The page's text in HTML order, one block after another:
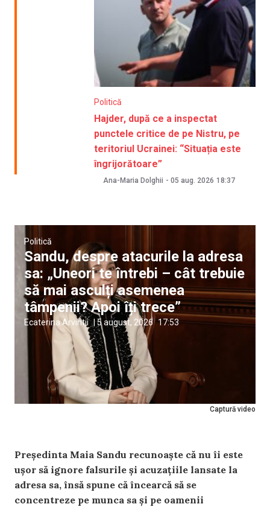
Politică
Hajder, după ce a inspectat
punctele critice de pe Nistru, pe
teritoriul Ucrainei: “Situația este
îngrijorătoare”
Ana-Maria Dolghii - 05 aug. 2026 18:37
Captură video
Politică
Sandu, despre atacurile la adresa
sa: „Uneori te întrebi – cât trebuie
să mai asculți asemenea
tâmpenii? Apoi îți trece”
Ecaterina Arvintii 5 august, 2026 17:53
Președinta Maia Sandu recunoaște că nu îi este
ușor să ignore falsurile și acuzațiile lansate la
adresa sa, însă spune că încearcă să se
concentreze pe munca sa și pe oamenii